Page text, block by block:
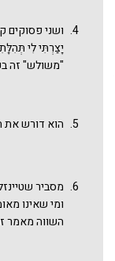
טויטו
והיא "חסרה
ולא
בפרשת
לא נדיר.
הברית מבית
ברוב הדרך
עדיים"
יעשו דגי
עמודים 57-76. וראו דברינו דרשת-שירה של חכמים בשביעי של פסח.
ושני פסוקים
יָצַרְתִּי לִי
"משולש" זה
אז בריה
מדגיש שה-
הוא דורש
מסביר
ומי שאינו
השווה מאמר